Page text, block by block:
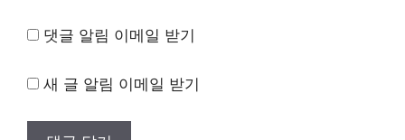
댓글 알림 이메일 받기
새 글 알림 이메일 받기